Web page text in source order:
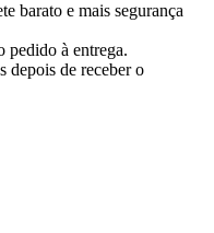
barato e mais segurança
pedido à entrega.
depois de receber o